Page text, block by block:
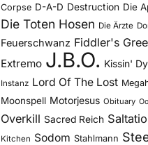
Corpse D-A-D Destruction Die
Die Toten Hosen Die Ärzte
Feuerschwanz Fiddler's
Extremo J.B.O. Kissin'
Instanz Lord Of The Lost
Moonspell Motorjesus Obituary
Overkill Sacred Reich
Kitchen Sodom Stahlmann